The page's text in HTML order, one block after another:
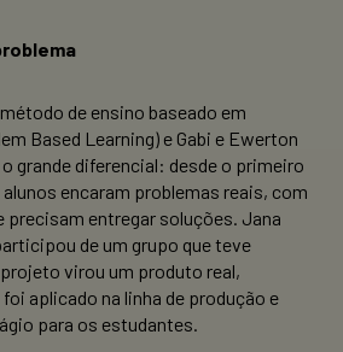
de ensino baseado em
Based Learning) e Gabi e Ewerton
grande diferencial: desde o primeiro
encaram problemas reais, com
precisam entregar soluções. Jana
de um grupo que teve
virou um produto real,
aplicado na linha de produção e
para os estudantes.